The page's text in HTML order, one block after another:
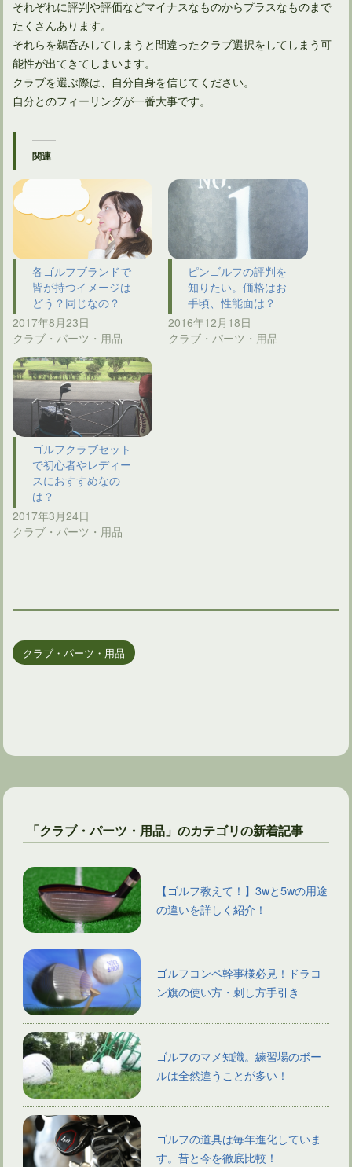
それぞれに評判や評価などマイナスなものからプラスなものまで
たくさんあります。
それらを鵜呑みしてしまうと間違ったクラブ選択をしてしまう可
能性が出てきてしまいます。
クラブを選ぶ際は、自分自身を信じてください。
自分とのフィーリングが一番大事です。
関連
各ゴルフブランドで
皆が持つイメージは
どう？同じなの？
2017年8月23日
クラブ・パーツ・用品
ピンゴルフの評判を
知りたい。価格はお
手頃、性能面は？
2016年12月18日
クラブ・パーツ・用品
ゴルフクラブセット
で初心者やレディー
スにおすすめなの
は？
2017年3月24日
クラブ・パーツ・用品
クラブ・パーツ・用品
「クラブ・パーツ・用品」のカテゴリの新着記事
【ゴルフ教えて！】3wと5wの用途
の違いを詳しく紹介！
ゴルフコンペ幹事様必見！ドラコ
ン旗の使い方・刺し方手引き
ゴルフのマメ知識。練習場のボー
ルは全然違うことが多い！
ゴルフの道具は毎年進化していま
す。昔と今を徹底比較！